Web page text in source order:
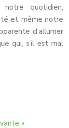
quotidien,
et même notre
d’allumer
qui, s’il est mal
»